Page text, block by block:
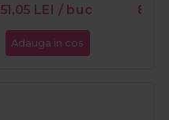
51,05 LEI / buc
Adauga in cos